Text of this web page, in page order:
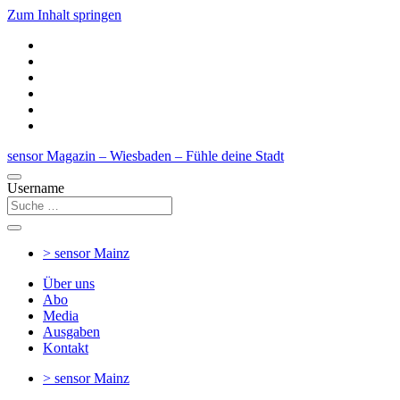
Zum Inhalt springen
sensor Magazin – Wiesbaden – Fühle deine Stadt
Username
> sensorMainz
Über uns
Abo
Media
Ausgaben
Kontakt
> sensorMainz